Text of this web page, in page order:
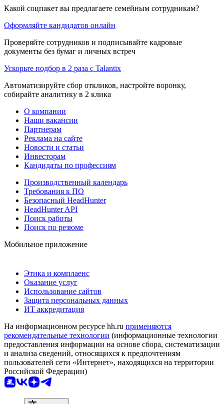
Какой соцпакет вы предлагаете семейным сотрудникам?
Оформляйте кандидатов онлайн
Проверяйте сотрудников и подписывайте кадровые
документы без бумаг и личных встреч
Ускорьте подбор в 2 раза с Talantix
Автоматизируйте сбор откликов, настройте воронку,
собирайте аналитику в 2 клика
О компании
Наши вакансии
Партнерам
Реклама на сайте
Новости и статьи
Инвесторам
Кандидаты по профессиям
Производственный календарь
Требования к ПО
Безопасный HeadHunter
HeadHunter API
Поиск работы
Поиск по резюме
Мобильное приложение
Этика и комплаенс
Оказание услуг
Использование сайтов
Защита персональных данных
ИТ аккредитация
На информационном ресурсе hh.ru применяются
рекомендательные технологии (информационные технологии
предоставления информации на основе сбора, систематизации
и анализа сведений, относящихся к предпочтениям
пользователей сети «Интернет», находящихся на территории
Российской Федерации)